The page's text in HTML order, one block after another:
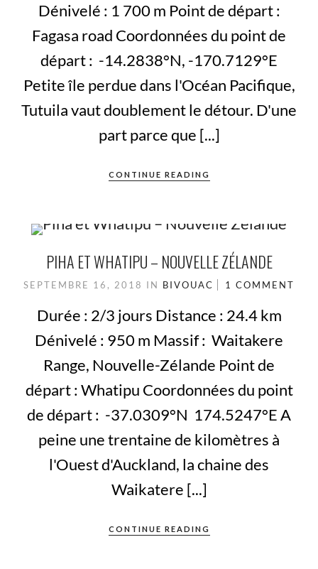
Dénivelé : 1 700 m Point de départ :
Fagasa road Coordonnées du point de
départ : -14.2838°N, -170.7129°E
Petite île perdue dans l'Océan Pacifique,
Tutuila vaut doublement le détour. D'une
part parce que [...]
CONTINUE READING
PIHA ET WHATIPU – NOUVELLE ZÉLANDE
SEPTEMBRE 16, 2018 IN BIVOUAC 1 COMMENT
Durée : 2/3 jours Distance : 24.4 km
Dénivelé : 950 m Massif : Waitakere
Range, Nouvelle-Zélande Point de
départ : Whatipu Coordonnées du point
de départ : -37.0309°N 174.5247°E A
peine une trentaine de kilomètres à
l'Ouest d'Auckland, la chaine des
Waikatere [...]
CONTINUE READING